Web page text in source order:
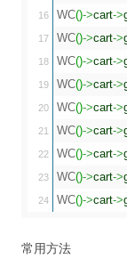
16
17
18
19
20
21
22
23
WC()->cart->
WC()->cart->
WC()->cart->
WC()->cart->
WC()->cart->
WC()->cart->
WC()->cart->
WC()->cart->
WC()->cart->
常用方法